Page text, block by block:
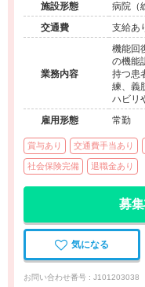
施設形態
病院（
来）、
交通費 支給あ
業務内容
機能回
の機能
持つ患
練、義
ハビリ
雇用形態
常勤
賞与あり 交通費手当あり
社会保険完備 退職金あり
募
気になる
お問い合わせ番号 : J101203038